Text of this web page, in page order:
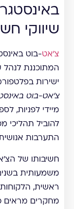
שיווקי
צ'אט-בוט
המתוכננת
ישירות
צ'אט-בוט
מיידי לפניות,
להוביל תהליכי
התערבות
חשיבותו של
משמעותית
ראשית, הלקוחות